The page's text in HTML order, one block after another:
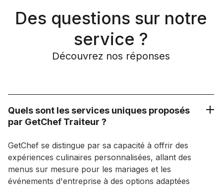
Des questions sur notre
service ?
Découvrez nos réponses
Quels sont les services uniques proposés
par GetChef Traiteur ?
GetChef se distingue par sa capacité à offrir des
expériences culinaires personnalisées, allant des
menus sur mesure pour les mariages et les
événements d'entreprise à des options adaptées